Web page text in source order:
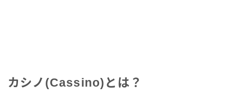
カシノ(Cassino)とは？